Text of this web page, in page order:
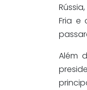
Fria e
Além